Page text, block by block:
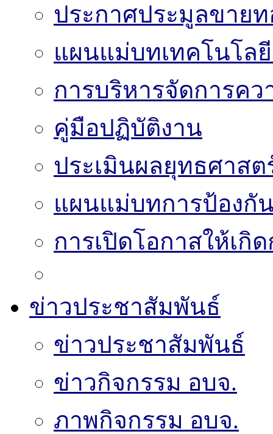
ประกาศประมูลขาย
แผนแม่บทเทคโนโล
การบริหารจัดการคว
คู่มือปฏิบัติงาน
ประเมินผลยุทธศาสต
แผนแม่บทการป้องกั
การเปิดโอกาสให้เกิ
ข่าวประชาสัมพันธ์
ข่าวประชาสัมพันธ์
ข่าวกิจกรรม อบจ.
ภาพกิจกรรม อบจ.